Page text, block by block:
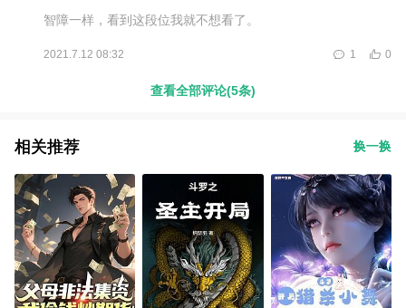
智障一样，看到这段位我就不想看了。
2021.7.12 08:32 0
1
查看全部评论(5条)
相关推荐 换一换